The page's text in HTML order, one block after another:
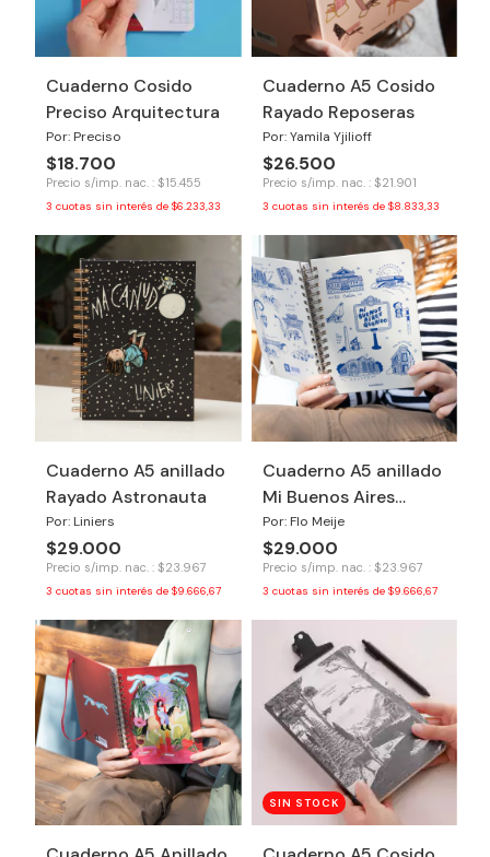
Cuaderno Cosido
Preciso Arquitectura
Por: Preciso
$18.700
Precio s/imp. nac. : $15.455
3 cuotas sin interés de $6.233,33
Cuaderno A5 Cosido
Rayado Reposeras
Por: Yamila Yjilioff
$26.500
Precio s/imp. nac. : $21.901
3 cuotas sin interés de $8.833,33
Cuaderno A5 anillado
Rayado Astronauta
Por: Liniers
$29.000
Precio s/imp. nac. : $23.967
3 cuotas sin interés de $9.666,67
Cuaderno A5 anillado
Mi Buenos Aires
Querido
Por: Flo Meije
$29.000
Precio s/imp. nac. : $23.967
3 cuotas sin interés de $9.666,67
SIN STOCK